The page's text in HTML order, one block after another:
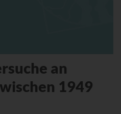
an
1949